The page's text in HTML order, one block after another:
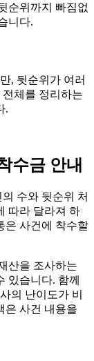
순위까지 빠짐없
니다.
, 뒷순위가 여러
체를 정리하는
.
수금 안내
수와 뒷순위 처
따라 달라져 하
은 사건에 착수할
산을 조사하는
있습니다. 함께
의 난이도가 비
은 사건 내용을